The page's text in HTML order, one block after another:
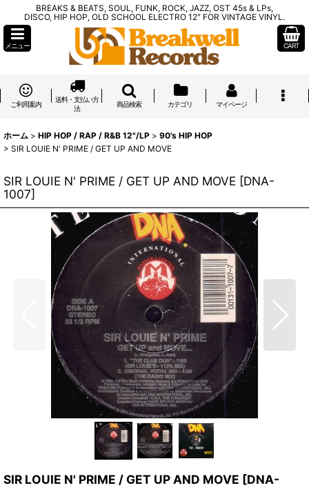
BREAKS & BEATS, SOUL, FUNK, ROCK, JAZZ, OST 45s & LPs,
DISCO, HIP HOP, OLD SCHOOL ELECTRO 12" FOR VINTAGE VINYL.
メニュー CART
ご利用案内
送料・支払い方
法
商品検索 カテゴリ マイページ
ホーム > HIP HOP / RAP / R&B 12"/LP > 90's HIP HOP
> SIR LOUIE N' PRIME / GET UP AND MOVE
SIR LOUIE N' PRIME / GET UP AND MOVE [DNA-
1007]
SIR LOUIE N' PRIME / GET UP AND MOVE [DNA-